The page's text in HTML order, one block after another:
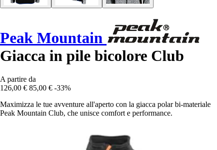
Peak Mountain
Giacca in pile bicolore Club
A partire da
126,00 € 85,00 € -33%
Maximizza le tue avventure all'aperto con la giacca polar bi-materiale
Peak Mountain Club, che unisce comfort e performance.